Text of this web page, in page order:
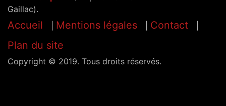
Gaillac).
Accueil Mentions légales Contact
Plan du site
Copyright © 2019. Tous droits réservés.